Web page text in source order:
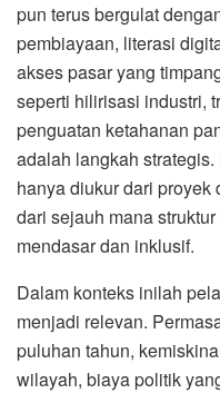
pun terus bergulat
pembiayaan, literasi
akses pasar yang
seperti hilirisasi industri,
penguatan ketahanan
adalah langkah
hanya diukur dari
dari sejauh mana
mendasar dan inklusif.
Dalam konteks inilah
menjadi relevan.
puluhan tahun,
wilayah, biaya politik